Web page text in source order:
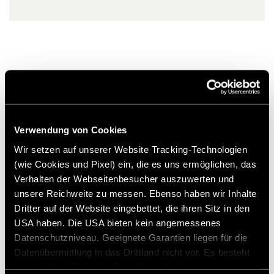
Verwendung von Cookies
Wir setzen auf unserer Website Tracking-Technologien
(wie Cookies und Pixel) ein, die es uns ermöglichen, das
Verhalten der Webseitenbesucher auszuwerten und
unsere Reichweite zu messen. Ebenso haben wir Inhalte
Dritter auf der Website eingebettet, die ihren Sitz in den
USA haben. Die USA bieten kein angemessenes
Datenschutzniveau. Geeignete Garantien liegen für die
Datenübermittlung in das Drittland nicht vor. Es besteht